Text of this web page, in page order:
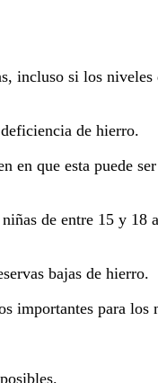
incluso si los
de hierro.
que esta puede
de entre 15 y 18
bajas de hierro.
importantes para los